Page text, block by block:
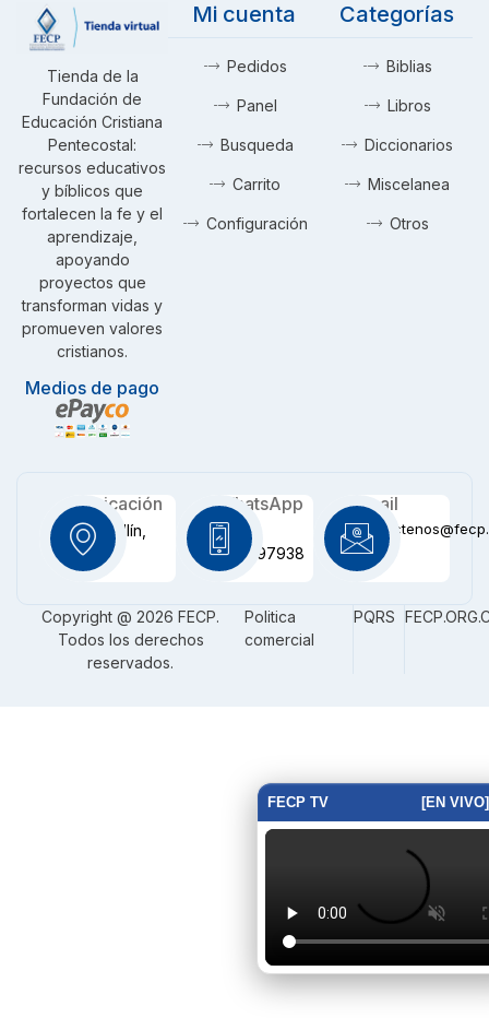
FECP TV [EN VIVO]
Tienda de la
Fundación de
Educación Cristiana
Pentecostal:
recursos educativos
y bíblicos que
fortalecen la fe y el
aprendizaje,
apoyando
proyectos que
transforman vidas y
promueven valores
cristianos.
Medios de pago
Mi cuenta
Pedidos
Panel
Busqueda
Carrito
Configuración
Categorías
Biblias
Libros
Diccionarios
Miscelanea
Otros
Ubicación
Medellín,
CO
WhatsApp
+57
3116097938
Email
Copyright @ 2026 FECP.
Todos los derechos
reservados.
Politica
comercial
PQRS